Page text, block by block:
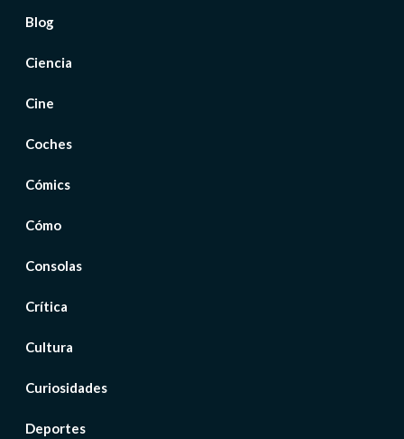
Blog
Ciencia
Cine
Coches
Cómics
Cómo
Consolas
Crítica
Cultura
Curiosidades
Deportes